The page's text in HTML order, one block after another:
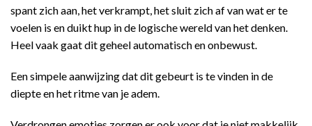
spant zich aan, het verkrampt, het sluit zich af van wat er te
voelen is en duikt hup in de logische wereld van het denken.
Heel vaak gaat dit geheel automatisch en onbewust.
Een simpele aanwijzing dat dit gebeurt is te vinden in de
diepte en het ritme van je adem.